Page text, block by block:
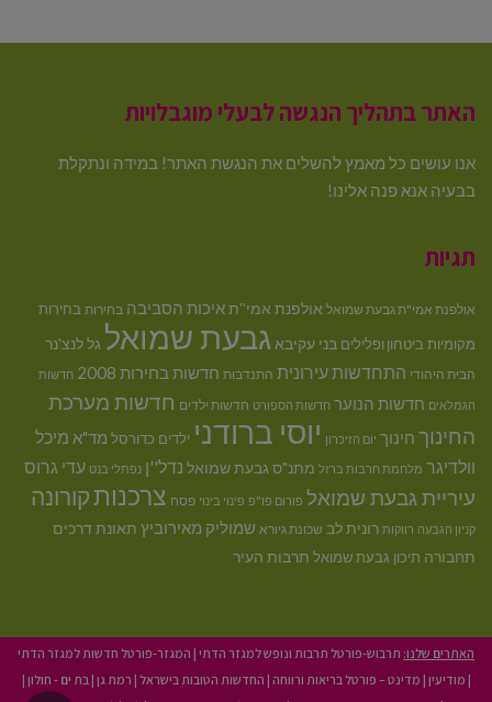
האתר בתהליך הנגשה לבעלי מוגבלויות
אנו עושים כל מאמץ להשלים את הנגשת האתר! במידה ונתקלת
בבעיה אנא פנה אלינו!
תגיות
אולפנת אמי"ת גבעת שמואל אולפנת אמי''תאיכות הסביבה בחירות בחירות
מקומיות ביטחון ופלילים בני עקיבא גבעת שמואל גל לנצ'נר
הבית היהודי התחדשות עירונית התנדבות חדשות בחירות 2008 חדשות
הגמלאים חדשות הנוער חדשות הספורט חדשות ילדים חדשות מערכת
החינוך חינוך יום הזיכרון יוסי ברודני ילדים כדורסל מד"א מיכל
וולדיגר מלחמת חרבות ברזל מתנ"ס גבעת שמואל נדל''ן נפתלי בנט עדי גרוס
עיריית גבעת שמואל פורום פו"פ פינוי בינוי פסח צרכנותקורונה
קניון הגבעה רווקות רונית לב שכונת גיורא שמוליק מאירוביץ תאונת דרכים
תחבורה תיכון גבעת שמואל תרבות העיר
האתרים שלנו: תרבוש-פורטל תרבות ונופש למגזר הדתי | המגזר-פורטל חדשות למגזר הדתי
| מודיעין | מדינט – פורטל בריאות ורווחה | החדשות הטובות בישראל | רמת גן |בת ים - חולון |